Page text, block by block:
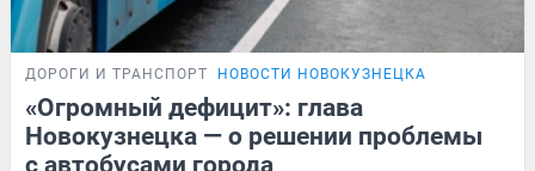
ДОРОГИ И ТРАНСПОРТ НОВОСТИ НОВОКУЗНЕЦКА
«Огромный дефицит»: глава
Новокузнецка — о решении проблемы
с автобусами города